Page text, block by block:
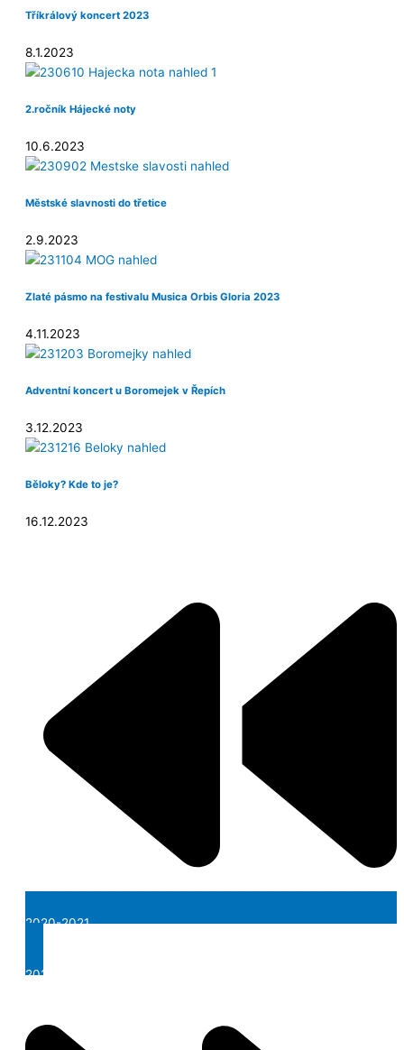
Tříkrálový koncert 2023
8.1.2023
2.ročník Hájecké noty
10.6.2023
Městské slavnosti do třetice
2.9.2023
Zlaté pásmo na festivalu Musica Orbis Gloria 2023
4.11.2023
Adventní koncert u Boromejek v Řepích
3.12.2023
Běloky? Kde to je?
16.12.2023
2020-2021
2024-2025